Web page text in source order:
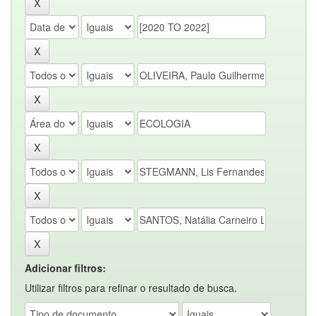
Adicionar filtros:
Utilizar filtros para refinar o resultado de busca.